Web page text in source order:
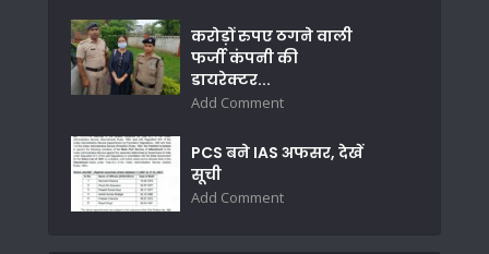
करोड़ों रुपए ठगने वाली
फर्जी कंपनी की
डायरेक्टर...
Add Comment
PCS बने IAS अफसर, देखें
सूची
Add Comment